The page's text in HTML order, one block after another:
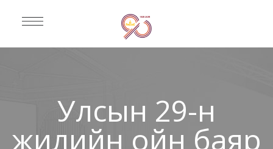
Улсын 29-н
жилийн ойн баяр